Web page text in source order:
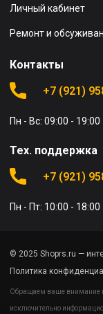
Личный кабинет
Ремонт и
Контакты
+7 (921)
Пн - Вс: 09:00 - 19:00
Тех. поддержка
+7 (921)
Пн - Пт: 10:00 - 18:00
© 2025 Shoprs.ru —
Политика
Обращаем ваше внимание
исключительно